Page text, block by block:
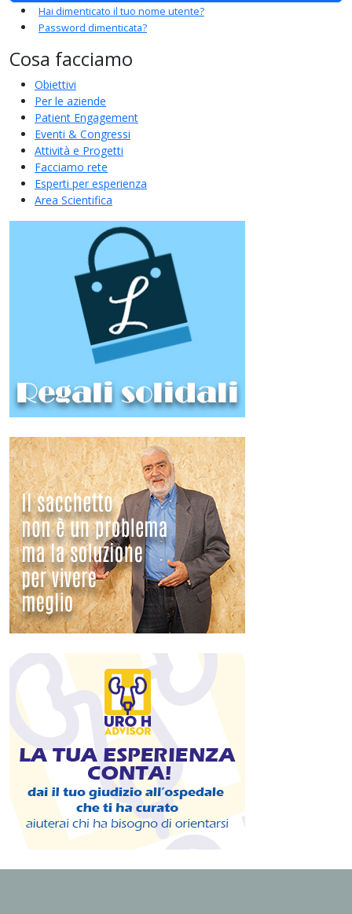
Hai dimenticato il tuo nome utente?
Password dimenticata?
Cosa facciamo
Obiettivi
Per le aziende
Patient Engagement
Eventi & Congressi
Attività e Progetti
Facciamo rete
Esperti per esperienza
Area Scientifica